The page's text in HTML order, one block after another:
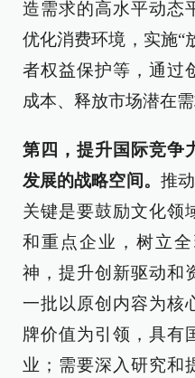
造需求的高水平动态
优化消费环境，实施“
者权益保护等，通过
成本、释放市场潜在需
第四，提升国际竞争
发展的战略空间。 推
关键是要鼓励文化领
和重点企业，树立
神，提升创新驱动和
一批以原创内容为核
牌价值为引领，具有
业；需要深入研究和